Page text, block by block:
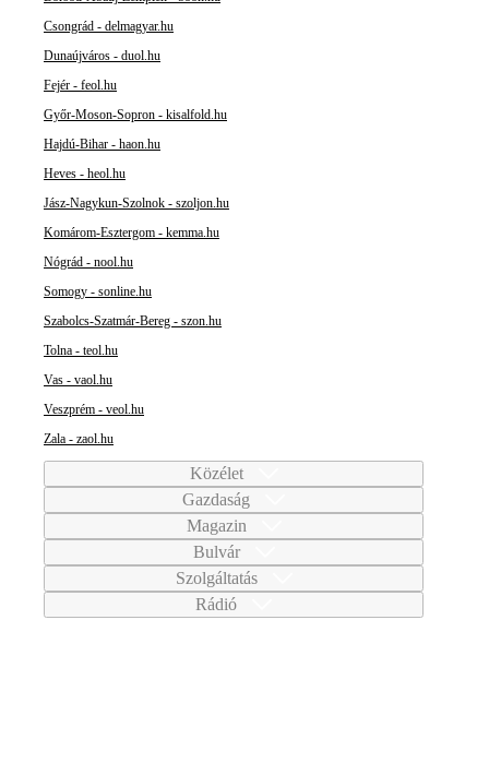
Csongrád - delmagyar.hu
Dunaújváros - duol.hu
Fejér - feol.hu
Győr-Moson-Sopron - kisalfold.hu
Hajdú-Bihar - haon.hu
Heves - heol.hu
Jász-Nagykun-Szolnok - szoljon.hu
Komárom-Esztergom - kemma.hu
Nógrád - nool.hu
Somogy - sonline.hu
Szabolcs-Szatmár-Bereg - szon.hu
Tolna - teol.hu
Vas - vaol.hu
Veszprém - veol.hu
Zala - zaol.hu
Közélet
Gazdaság
Magazin
Bulvár
Szolgáltatás
Rádió